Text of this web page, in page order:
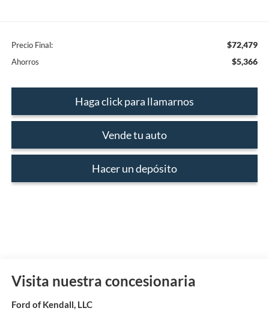
Precio Final: $72,479
Ahorros $5,366
Haga click para llamarnos
Vende tu auto
Hacer un depósito
Visita nuestra concesionaria
Ford of Kendall, LLC